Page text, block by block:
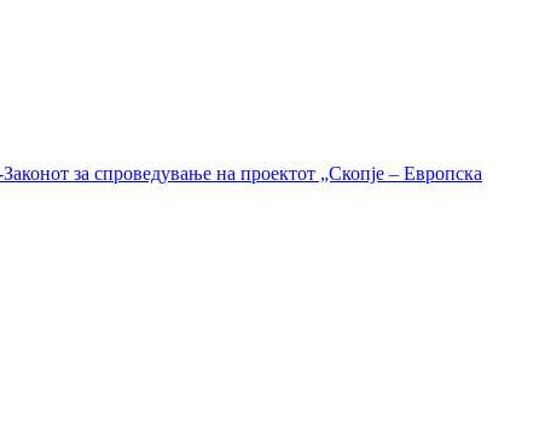
за спроведување на проектот „Скопје – Европска